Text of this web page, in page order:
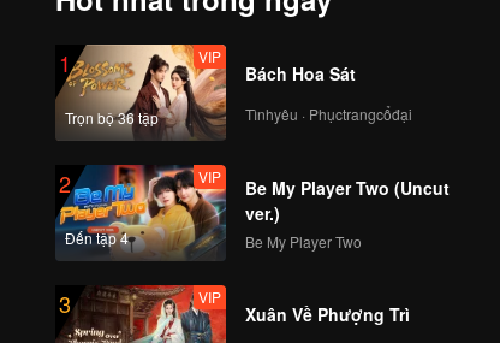
1
Trọn bộ 36 tập
VIP
Bách Hoa Sát
Tìnhyêu · Phụctrangcổđại
2
Đến tập 4
VIP
Be My Player Two (Uncut
ver.)
Be My Player Two
3 VIP
Xuân Về Phượng Trì